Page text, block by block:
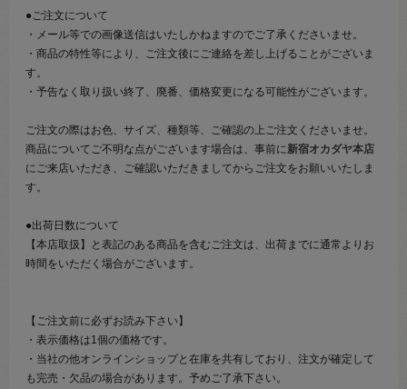
●ご注文について
・メール等での画像送信はいたしかねますのでご了承くださいませ。
・商品の特性等により、ご注文後にご連絡を差し上げることがございま
す。
・予告なく取り扱い終了、廃番、価格変更になる可能性がございます。
ご注文の際はお色、サイズ、種類等、ご確認の上ご注文くださいませ。
商品についてご不明な点がございます場合は、事前に新宿オカダヤ本店
にご来店いただき、ご確認いただきましてからご注文をお願いいたしま
す。
●出荷日数について
【本店取扱】と表記のある商品を含むご注文は、出荷までに通常よりお
時間をいただく場合がございます。
【ご注文前に必ずお読み下さい】
・表示価格は1個の価格です。
・当社の他オンラインショップと在庫を共有しており、注文が確定して
も完売・欠品の場合があります。予めご了承下さい。